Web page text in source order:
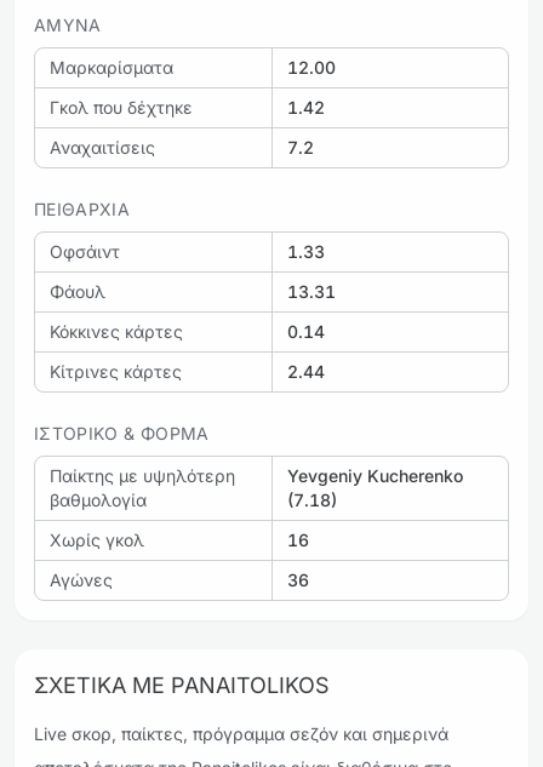
ΆΜΥΝΑ
Μαρκαρίσματα
12.00
Γκολ που δέχτηκε
1.42
Αναχαιτίσεις
7.2
ΠΕΙΘΑΡΧΊΑ
Οφσάιντ
1.33
Φάουλ
13.31
Κόκκινες κάρτες
0.14
Κίτρινες κάρτες
2.44
ΙΣΤΟΡΙΚΌ & ΦΌΡΜΑ
Παίκτης με υψηλότερη
βαθμολογία
Yevgeniy Kucherenko
(7.18)
Χωρίς γκολ
16
Αγώνες
36
ΣΧΕΤΙΚΆ ΜΕ PANAITOLIKOS
Live σκορ, παίκτες, πρόγραμμα σεζόν και σημερινά